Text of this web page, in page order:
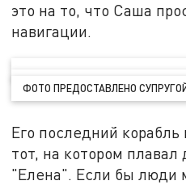
это на то, что Саша
навигации.
ФОТО ПРЕДОСТАВЛЕНО
Его последний
тот, на котором
"Елена". Если бы люди